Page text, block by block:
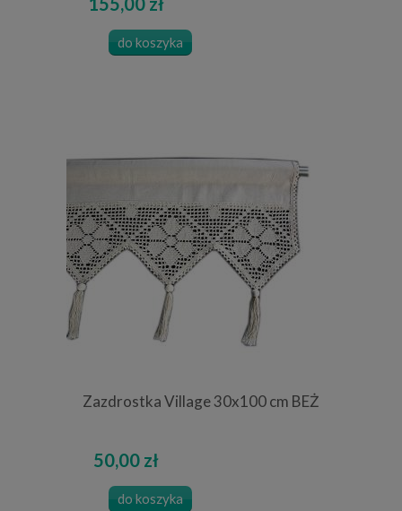
do koszyka
Zazdrostka Village 30x100 cm BEŻ
50,00 zł
do koszyka